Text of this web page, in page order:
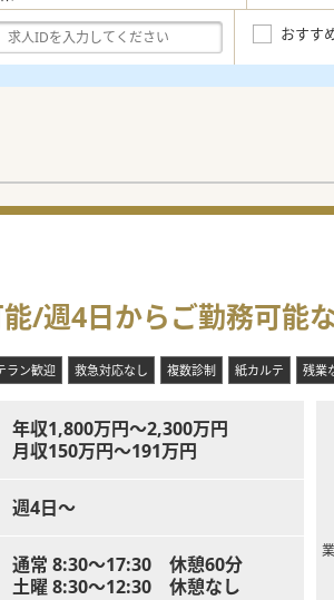
おすす
/週4日からご勤務可能
ラン歓迎 救急対応なし 複数診制 紙カルテ 残業
年収1,800万円～2,300万円
月収150万円～191万円
週4日～
通常 8:30～17:30 休憩60分
土曜 8:30～12:30 休憩なし